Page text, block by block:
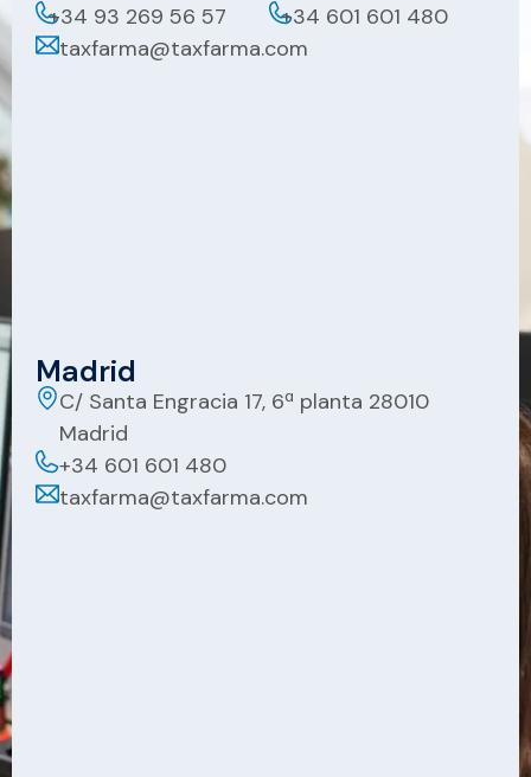
+34 93 269 56 57
+34 601 601 480
taxfarma@taxfarma.com
Madrid
C/ Santa Engracia 17, 6ª planta 28010
Madrid
+34 601 601 480
taxfarma@taxfarma.com